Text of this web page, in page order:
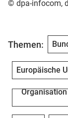
© dpa-infocom,
Themen:
Europäische